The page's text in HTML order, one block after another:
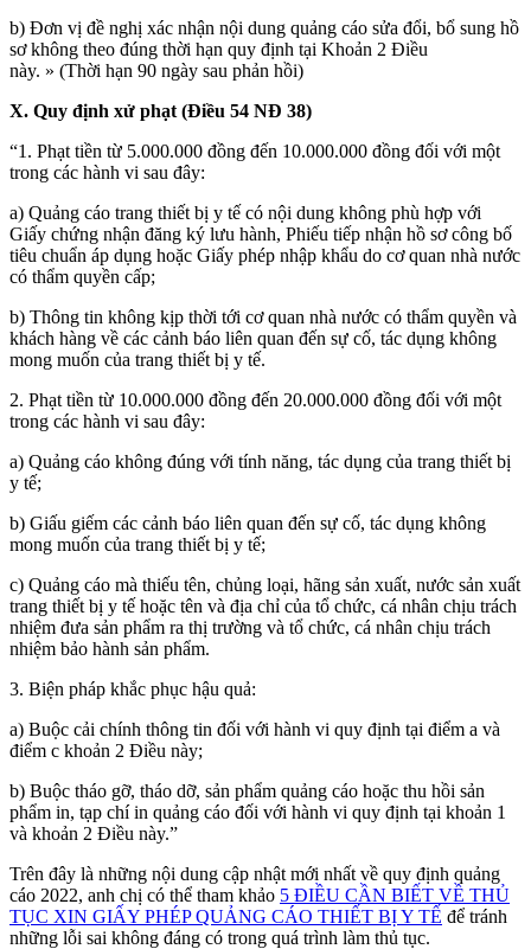
b) Đơn vị đề nghị xác nhận nội dung quảng cáo sửa đổi, bổ sung hồ
sơ không theo đúng thời hạn quy định tại Khoản 2 Điều
này. » (Thời hạn 90 ngày sau phản hồi)
X. Quy định xử phạt (Điều 54 NĐ 38)
“1. Phạt tiền từ 5.000.000 đồng đến 10.000.000 đồng đối với một
trong các hành vi sau đây:
a) Quảng cáo trang thiết bị y tế có nội dung không phù hợp với
Giấy chứng nhận đăng ký lưu hành, Phiếu tiếp nhận hồ sơ công bố
tiêu chuẩn áp dụng hoặc Giấy phép nhập khẩu do cơ quan nhà nước
có thẩm quyền cấp;
b) Thông tin không kịp thời tới cơ quan nhà nước có thẩm quyền và
khách hàng về các cảnh báo liên quan đến sự cố, tác dụng không
mong muốn của trang thiết bị y tế.
2. Phạt tiền từ 10.000.000 đồng đến 20.000.000 đồng đối với một
trong các hành vi sau đây:
a) Quảng cáo không đúng với tính năng, tác dụng của trang thiết bị
y tế;
b) Giấu giếm các cảnh báo liên quan đến sự cố, tác dụng không
mong muốn của trang thiết bị y tế;
c) Quảng cáo mà thiếu tên, chủng loại, hãng sản xuất, nước sản xuất
trang thiết bị y tế hoặc tên và địa chỉ của tổ chức, cá nhân chịu trách
nhiệm đưa sản phẩm ra thị trường và tổ chức, cá nhân chịu trách
nhiệm bảo hành sản phẩm.
3. Biện pháp khắc phục hậu quả:
a) Buộc cải chính thông tin đối với hành vi quy định tại điểm a và
điểm c khoản 2 Điều này;
b) Buộc tháo gỡ, tháo dỡ, sản phẩm quảng cáo hoặc thu hồi sản
phẩm in, tạp chí in quảng cáo đối với hành vi quy định tại khoản 1
và khoản 2 Điều này.”
Trên đây là những nội dung cập nhật mới nhất về quy định quảng
cáo 2022, anh chị có thể tham khảo 5 ĐIỀU CẦN BIẾT VỀ THỦ
TỤC XIN GIẤY PHÉP QUẢNG CÁO THIẾT BỊ Y TẾ để tránh
những lỗi sai không đáng có trong quá trình làm thủ tục.